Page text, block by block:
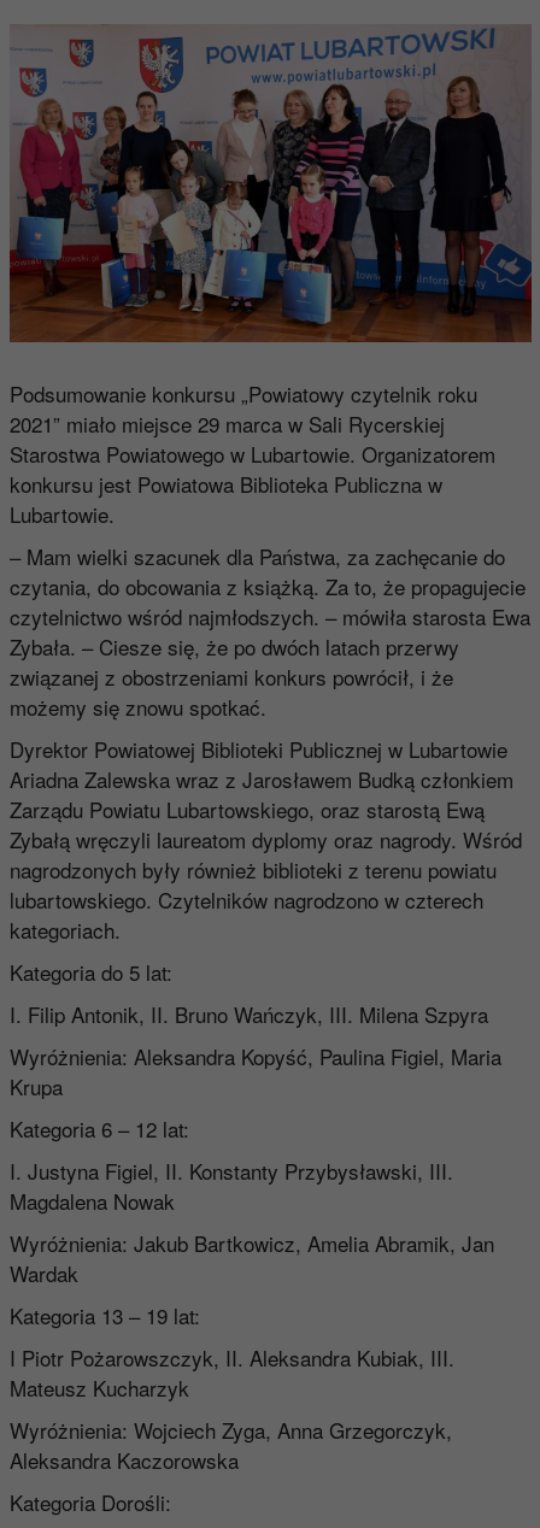
Podsumowanie konkursu „Powiatowy czytelnik roku
2021” miało miejsce 29 marca w Sali Rycerskiej
Starostwa Powiatowego w Lubartowie. Organizatorem
konkursu jest Powiatowa Biblioteka Publiczna w
Lubartowie.
– Mam wielki szacunek dla Państwa, za zachęcanie do
czytania, do obcowania z książką. Za to, że propagujecie
czytelnictwo wśród najmłodszych. – mówiła starosta Ewa
Zybała. – Ciesze się, że po dwóch latach przerwy
związanej z obostrzeniami konkurs powrócił, i że
możemy się znowu spotkać.
Dyrektor Powiatowej Biblioteki Publicznej w Lubartowie
Ariadna Zalewska wraz z Jarosławem Budką członkiem
Zarządu Powiatu Lubartowskiego, oraz starostą Ewą
Zybałą wręczyli laureatom dyplomy oraz nagrody. Wśród
nagrodzonych były również biblioteki z terenu powiatu
lubartowskiego. Czytelników nagrodzono w czterech
kategoriach.
Kategoria do 5 lat:
I. Filip Antonik, II. Bruno Wańczyk, III. Milena Szpyra
Wyróżnienia: Aleksandra Kopyść, Paulina Figiel, Maria
Krupa
Kategoria 6 – 12 lat:
I. Justyna Figiel, II. Konstanty Przybysławski, III.
Magdalena Nowak
Wyróżnienia: Jakub Bartkowicz, Amelia Abramik, Jan
Wardak
Kategoria 13 – 19 lat:
I Piotr Pożarowszczyk, II. Aleksandra Kubiak, III.
Mateusz Kucharzyk
Wyróżnienia: Wojciech Zyga, Anna Grzegorczyk,
Aleksandra Kaczorowska
Kategoria Dorośli: